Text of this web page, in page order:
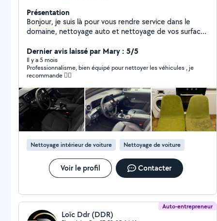
Présentation
Bonjour, je suis là pour vous rendre service dans le
domaine, nettoyage auto et nettoyage de vos surfaces
Dernier avis laissé par Mary : 5/5
Il y a 5 mois
Professionnalisme, bien équipé pour nettoyer les véhicules , je
recommande 👍🏻
Nettoyage intérieur de voiture Nettoyage de voiture
Voir le profil Contacter
Auto-entrepreneur
Loïc Ddr (DDR)